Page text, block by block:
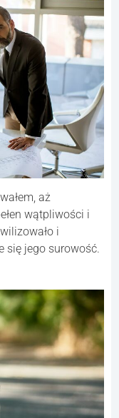
aż
wątpliwości i
i
się jego surowość.